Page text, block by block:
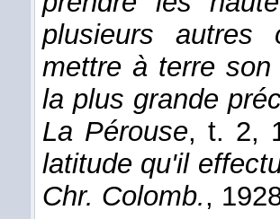
plusieurs autres
mettre à terre
la plus grande
La Pérouse, t. 2,
latitude qu'il
Chr. Colomb.,